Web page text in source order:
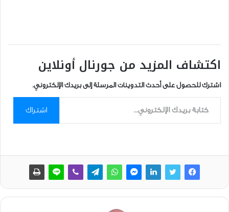
اكتشاف المزيد من جورنال أونلاين
اشترك للحصول على أحدث التدوينات المرسلة إلى بريدك الإلكتروني.
كتابة بريدك الإلكتروني...
اشتراك